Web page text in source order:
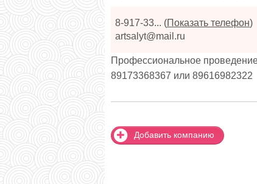
8-917-33... (Показать телефон)
artsalyt@mail.ru
Профессиональное
89173368367 или 89616982322
Добавить компанию